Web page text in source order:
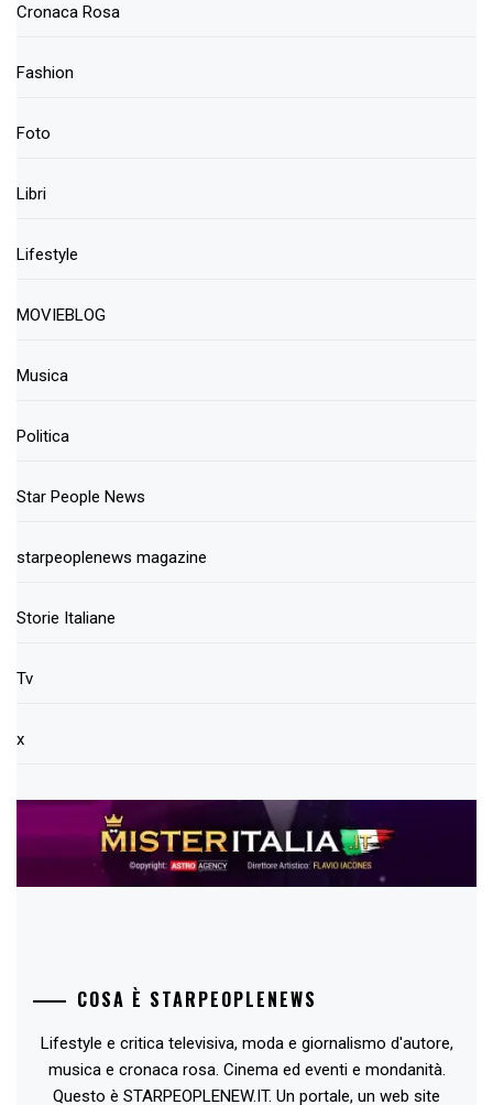
Cronaca Rosa
Fashion
Foto
Libri
Lifestyle
MOVIEBLOG
Musica
Politica
Star People News
starpeoplenews magazine
Storie Italiane
Tv
x
COSA È STARPEOPLENEWS
Lifestyle e critica televisiva, moda e giornalismo d'autore,
musica e cronaca rosa. Cinema ed eventi e mondanità.
Questo è STARPEOPLENEW.IT. Un portale, un web site